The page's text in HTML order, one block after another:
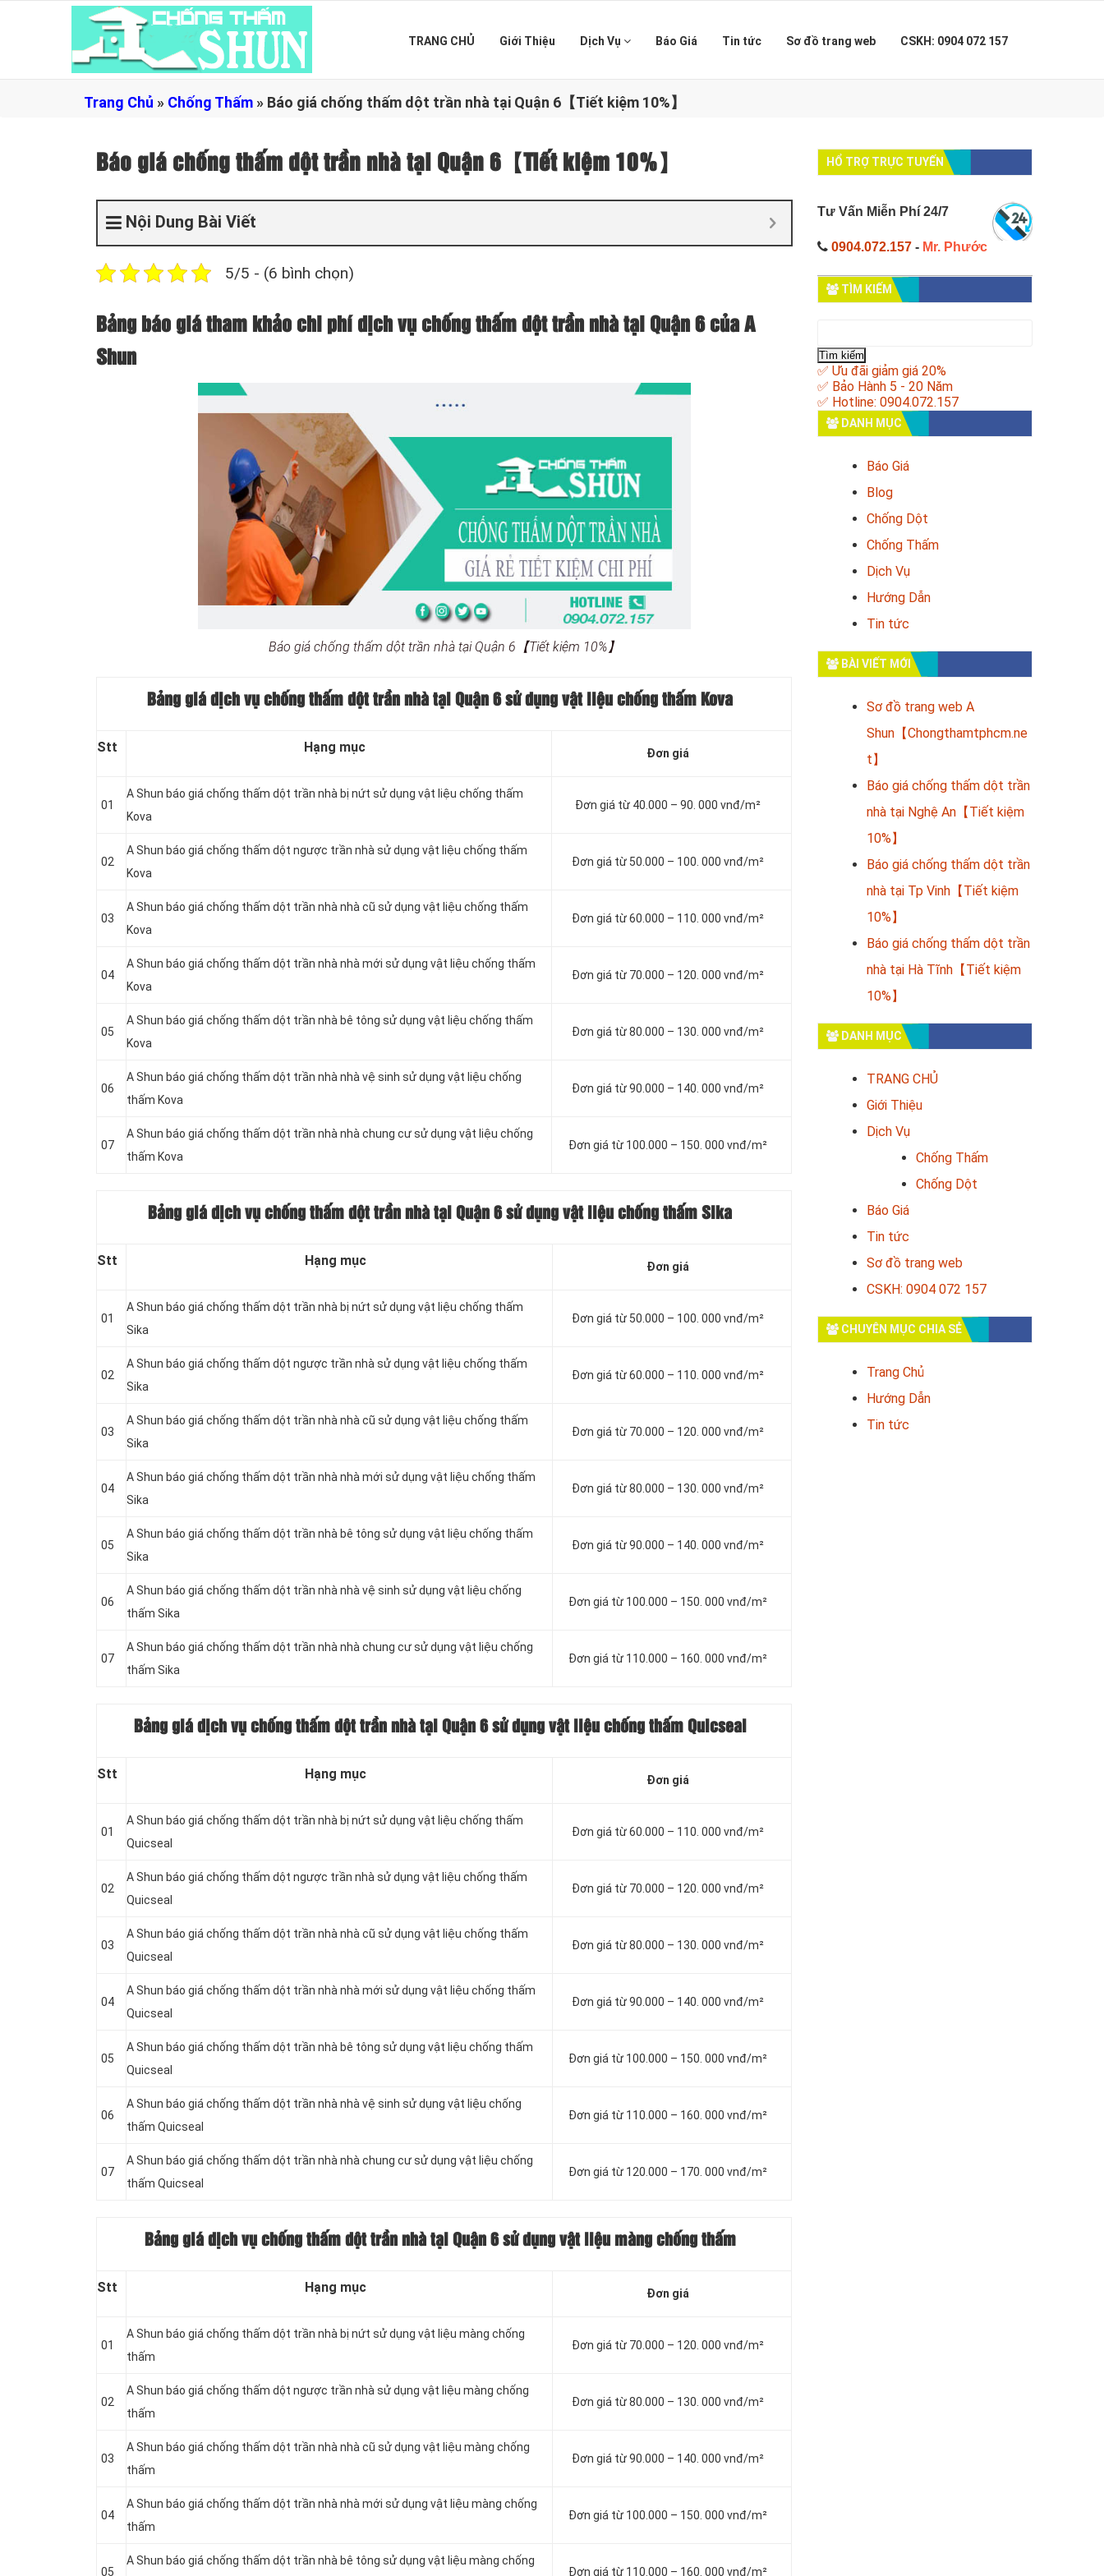
TRANG CHỦ Giới Thiệu Dịch Vụ Báo Giá Tin tức Sơ đồ trang web CSKH: 0904 072 157
Trang Chủ » Chống Thấm » Báo giá chống thấm dột trần nhà tại Quận 6【Tiết kiệm 10%】
Báo giá chống thấm dột trần nhà tại Quận 6【Tiết kiệm 10%】
Nội Dung Bài Viết
5/5 - (6 bình chọn)
Bảng báo giá tham khảo chi phí dịch vụ chống thấm dột trần nhà tại Quận 6 của A
Shun
Báo giá chống thấm dột trần nhà tại Quận 6【Tiết kiệm 10%】
Bảng giá dịch vụ chống thấm dột trần nhà tại Quận 6 sử dụng vật liệu chống thấm Kova
Stt Hạng mục Đơn giá
01
A Shun báo giá chống thấm dột trần nhà bị nứt sử dụng vật liệu chống thấm
Kova
Đơn giá từ 40.000 – 90. 000 vnđ/m²
02
A Shun báo giá chống thấm dột ngược trần nhà sử dụng vật liệu chống thấm
Kova
Đơn giá từ 50.000 – 100. 000 vnđ/m²
03
A Shun báo giá chống thấm dột trần nhà nhà cũ sử dụng vật liệu chống thấm
Kova
Đơn giá từ 60.000 – 110. 000 vnđ/m²
04
A Shun báo giá chống thấm dột trần nhà nhà mới sử dụng vật liệu chống thấm
Kova
Đơn giá từ 70.000 – 120. 000 vnđ/m²
05
A Shun báo giá chống thấm dột trần nhà bê tông sử dụng vật liệu chống thấm
Kova
Đơn giá từ 80.000 – 130. 000 vnđ/m²
06
A Shun báo giá chống thấm dột trần nhà nhà vệ sinh sử dụng vật liệu chống
thấm Kova
Đơn giá từ 90.000 – 140. 000 vnđ/m²
07
A Shun báo giá chống thấm dột trần nhà nhà chung cư sử dụng vật liệu chống
thấm Kova
Đơn giá từ 100.000 – 150. 000 vnđ/m²
Bảng giá dịch vụ chống thấm dột trần nhà tại Quận 6 sử dụng vật liệu chống thấm Sika
Stt Hạng mục Đơn giá
01
A Shun báo giá chống thấm dột trần nhà bị nứt sử dụng vật liệu chống thấm
Sika
Đơn giá từ 50.000 – 100. 000 vnđ/m²
02
A Shun báo giá chống thấm dột ngược trần nhà sử dụng vật liệu chống thấm
Sika
Đơn giá từ 60.000 – 110. 000 vnđ/m²
03
A Shun báo giá chống thấm dột trần nhà nhà cũ sử dụng vật liệu chống thấm
Sika
Đơn giá từ 70.000 – 120. 000 vnđ/m²
04
A Shun báo giá chống thấm dột trần nhà nhà mới sử dụng vật liệu chống thấm
Sika
Đơn giá từ 80.000 – 130. 000 vnđ/m²
05
A Shun báo giá chống thấm dột trần nhà bê tông sử dụng vật liệu chống thấm
Sika
Đơn giá từ 90.000 – 140. 000 vnđ/m²
06
A Shun báo giá chống thấm dột trần nhà nhà vệ sinh sử dụng vật liệu chống
thấm Sika
Đơn giá từ 100.000 – 150. 000 vnđ/m²
07
A Shun báo giá chống thấm dột trần nhà nhà chung cư sử dụng vật liệu chống
thấm Sika
Đơn giá từ 110.000 – 160. 000 vnđ/m²
Bảng giá dịch vụ chống thấm dột trần nhà tại Quận 6 sử dụng vật liệu chống thấm Quicseal
Stt Hạng mục Đơn giá
01
A Shun báo giá chống thấm dột trần nhà bị nứt sử dụng vật liệu chống thấm
Quicseal
Đơn giá từ 60.000 – 110. 000 vnđ/m²
02
A Shun báo giá chống thấm dột ngược trần nhà sử dụng vật liệu chống thấm
Quicseal
Đơn giá từ 70.000 – 120. 000 vnđ/m²
03
A Shun báo giá chống thấm dột trần nhà nhà cũ sử dụng vật liệu chống thấm
Quicseal
Đơn giá từ 80.000 – 130. 000 vnđ/m²
04
A Shun báo giá chống thấm dột trần nhà nhà mới sử dụng vật liệu chống thấm
Quicseal
Đơn giá từ 90.000 – 140. 000 vnđ/m²
05
A Shun báo giá chống thấm dột trần nhà bê tông sử dụng vật liệu chống thấm
Quicseal
Đơn giá từ 100.000 – 150. 000 vnđ/m²
06
A Shun báo giá chống thấm dột trần nhà nhà vệ sinh sử dụng vật liệu chống
thấm Quicseal
Đơn giá từ 110.000 – 160. 000 vnđ/m²
07
A Shun báo giá chống thấm dột trần nhà nhà chung cư sử dụng vật liệu chống
thấm Quicseal
Đơn giá từ 120.000 – 170. 000 vnđ/m²
Bảng giá dịch vụ chống thấm dột trần nhà tại Quận 6 sử dụng vật liệu màng chống thấm
Stt Hạng mục Đơn giá
01
A Shun báo giá chống thấm dột trần nhà bị nứt sử dụng vật liệu màng chống
thấm
Đơn giá từ 70.000 – 120. 000 vnđ/m²
02
A Shun báo giá chống thấm dột ngược trần nhà sử dụng vật liệu màng chống
thấm
Đơn giá từ 80.000 – 130. 000 vnđ/m²
03
A Shun báo giá chống thấm dột trần nhà nhà cũ sử dụng vật liệu màng chống
thấm
Đơn giá từ 90.000 – 140. 000 vnđ/m²
04
A Shun báo giá chống thấm dột trần nhà nhà mới sử dụng vật liệu màng chống
thấm
Đơn giá từ 100.000 – 150. 000 vnđ/m²
05
A Shun báo giá chống thấm dột trần nhà bê tông sử dụng vật liệu màng chống
Đơn giá từ 110.000 – 160. 000 vnđ/m²
HỔ TRỢ TRỰC TUYẾN
Tư Vấn Miễn Phí 24/7
0904.072.157- Mr. Phước
TÌM KIẾM
cho:
✅ Ưu đãi giảm giá 20%
✅ Bảo Hành 5 - 20 Năm
✅ Hotline: 0904.072.157
DANH MỤC
Báo Giá
Blog
Chống Dột
Chống Thấm
Dịch Vụ
Hướng Dẫn
Tin tức
BÀI VIẾT MỚI
Sơ đồ trang web A
Shun【Chongthamtphcm.ne
t】
Báo giá chống thấm dột trần
nhà tại Nghệ An【Tiết kiệm
10%】
Báo giá chống thấm dột trần
nhà tại Tp Vinh【Tiết kiệm
10%】
Báo giá chống thấm dột trần
nhà tại Hà Tĩnh【Tiết kiệm
10%】
DANH MỤC
TRANG CHỦ
Giới Thiệu
Dịch Vụ
Chống Thấm
Chống Dột
Báo Giá
Tin tức
Sơ đồ trang web
CSKH: 0904 072 157
CHUYÊN MỤC CHIA SẺ
Trang Chủ
Hướng Dẫn
Tin tức